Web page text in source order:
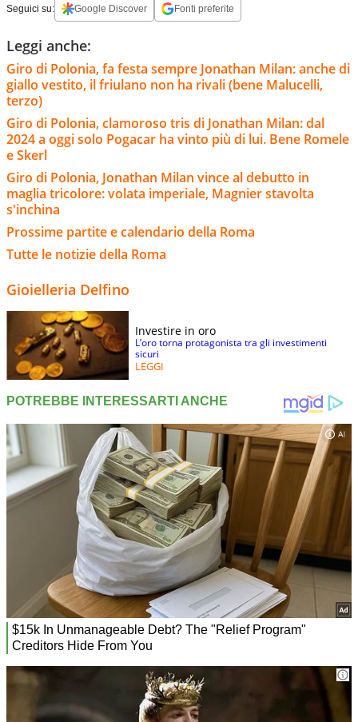
Seguici su: Google Discover Fonti preferite
Leggi anche:
Giro di Polonia, fa festa sempre Jonathan Milan: anche di
giallo vestito, il friulano non ha rivali (bene Malucelli,
terzo)
Giro di Polonia, clamoroso tris di Jonathan Milan: dal
2024 a oggi solo Pogacar ha vinto più di lui. Bene Romele
e Skerl
Giro di Polonia, Jonathan Milan vince al debutto in
maglia tricolore: volata imperiale, Magnier stavolta
s'inchina
Prossime partite e calendario della Roma
Tutte le notizie della Roma
Gioielleria Delfino
Investire in oro
L’oro torna protagonista tra gli investimenti
sicuri
LEGGI